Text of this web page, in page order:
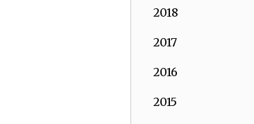
2018
2017
2016
2015